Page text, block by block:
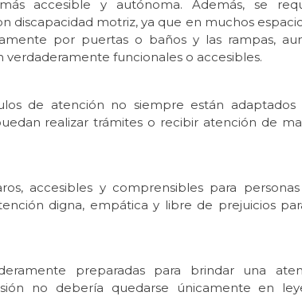
accesible y autónoma. Además, se
discapacidad motriz, ya que en muchos
por puertas o baños y las rampas,
verdaderamente funcionales o accesibles.
de atención no siempre están adaptados
realizar trámites o recibir atención de
accesibles y comprensibles para
digna, empática y libre de prejuicios
preparadas para brindar una
no debería quedarse únicamente en